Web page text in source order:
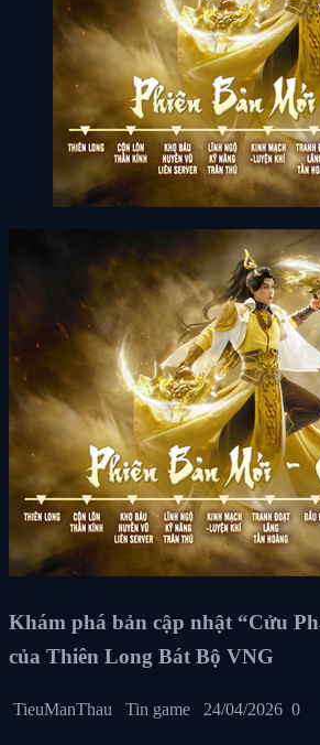
Khám phá bản cập nhật “Cửu
của Thiên Long Bát Bộ VNG
TieuManThau Tin game 24/04/2026 0